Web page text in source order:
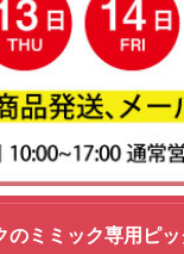
のミミック専用ピ